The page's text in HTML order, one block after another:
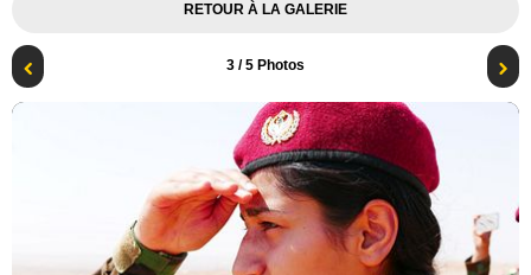
RETOUR À LA GALERIE
3 / 5 Photos